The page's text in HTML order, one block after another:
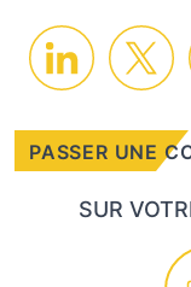
PASSER UNE
SUR